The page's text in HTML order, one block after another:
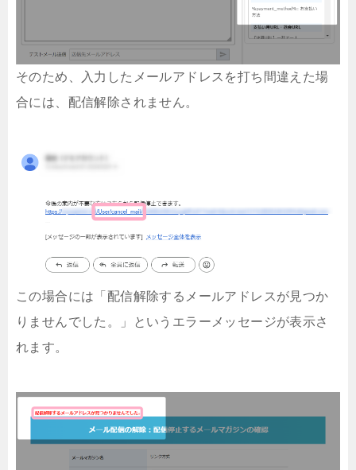
そのため、入力したメールアドレスを打ち間違えた場
合には、配信解除されません。
この場合には「配信解除するメールアドレスが見つか
りませんでした。」というエラーメッセージが表示さ
れます。